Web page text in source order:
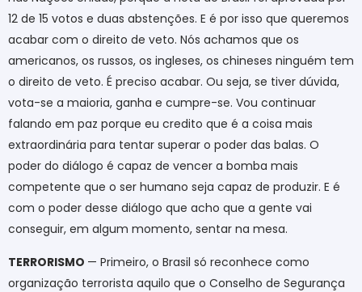
12 de 15 votos e duas abstenções. E é por isso que queremos
acabar com o direito de veto. Nós achamos que os
americanos, os russos, os ingleses, os chineses ninguém tem
o direito de veto. É preciso acabar. Ou seja, se tiver dúvida,
vota-se a maioria, ganha e cumpre-se. Vou continuar
falando em paz porque eu credito que é a coisa mais
extraordinária para tentar superar o poder das balas. O
poder do diálogo é capaz de vencer a bomba mais
competente que o ser humano seja capaz de produzir. E é
com o poder desse diálogo que acho que a gente vai
conseguir, em algum momento, sentar na mesa.
TERRORISMO — Primeiro, o Brasil só reconhece como
organização terrorista aquilo que o Conselho de Segurança